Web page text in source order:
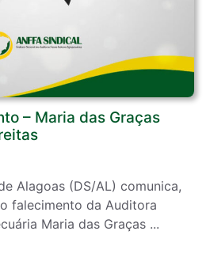
– Maria das Graças
Alagoas (DS/AL) comunica,
falecimento da Auditora
Maria das Graças ...